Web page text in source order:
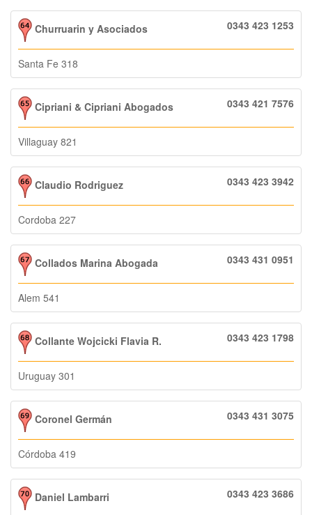
Churruarin y Asociados 0343 423 1253
Santa Fe 318
Cipriani & Cipriani Abogados 0343 421 7576
Villaguay 821
Claudio Rodriguez 0343 423 3942
Cordoba 227
Collados Marina Abogada 0343 431 0951
Alem 541
Collante Wojcicki Flavia R. 0343 423 1798
Uruguay 301
Coronel Germán 0343 431 3075
Córdoba 419
Daniel Lambarri 0343 423 3686